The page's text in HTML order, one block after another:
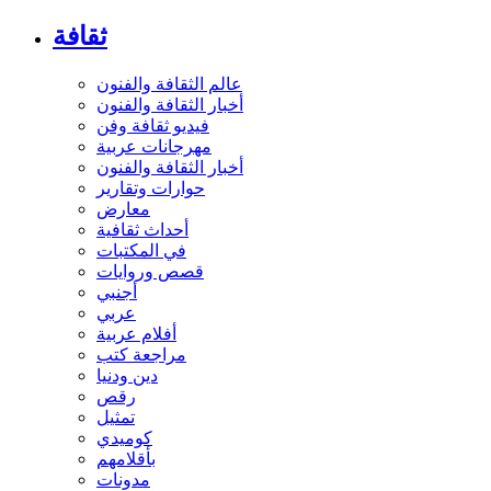
ثقافة
عالم الثقافة والفنون
أخبار الثقافة والفنون
فيديو ثقافة وفن
مهرجانات عربية
أخبار الثقافة والفنون
حوارات وتقارير
معارض
أحداث ثقافية
في المكتبات
قصص وروايات
أجنبي
عربي
أفلام عربية
مراجعة كتب
دين ودنيا
رقص
تمثيل
كوميدي
بأقلامهم
مدونات